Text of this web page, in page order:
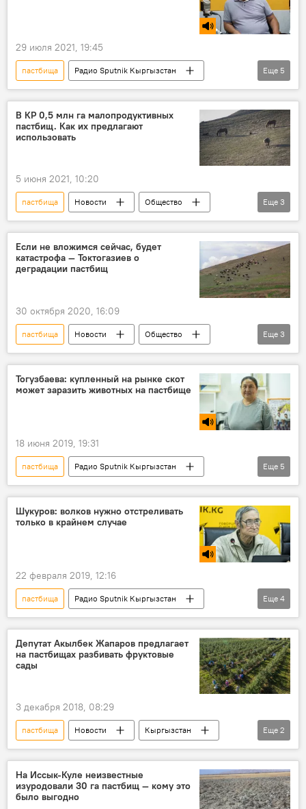
29 июля 2021, 19:45
пастбища
Радио Sputnik Кыргызстан
Особый акцент
Общество
Кыргызстан
экология
Еще 5
В КР 0,5 млн га малопродуктивных
пастбищ. Как их предлагают
использовать
5 июня 2021, 10:20
пастбища Новости
Общество
Кыргызстан
экономика
использование
Еще 3
Если не вложимся сейчас, будет
катастрофа — Токтогазиев о
деградации пастбищ
30 октября 2020, 16:09
пастбища Новости
Общество
Кыргызстан
Пресс-центр
Тилек Токтогазиев
Еще 3
Тогузбаева: купленный на рынке скот
может заразить животных на пастбище
18 июня 2019, 19:31
пастбища
Радио Sputnik Кыргызстан
Общество
Кыргызстан
скот
подготовка
Еще 5
Шукуров: волков нужно отстреливать
только в крайнем случае
22 февраля 2019, 12:16
пастбища
Радио Sputnik Кыргызстан
Общество
Кыргызстан
волк
Еще 4
Депутат Акылбек Жапаров предлагает
на пастбищах разбивать фруктовые
сады
3 декабря 2018, 08:29
пастбища Новости
Кыргызстан
экономика
Акылбек Жапаров
Еще 2
На Иссык-Куле неизвестные
изуродовали 30 га пастбищ — кому это
было выгодно